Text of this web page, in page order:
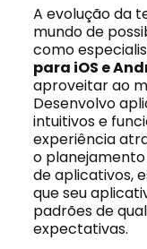
A evolução da
mundo de
como
para iOS e
aproveitar ao
Desenvolvo
intuitivos e
experiência
o
de aplicativos,
que seu
padrões de
expectativas.